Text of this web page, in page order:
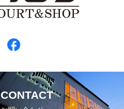
CONTACT